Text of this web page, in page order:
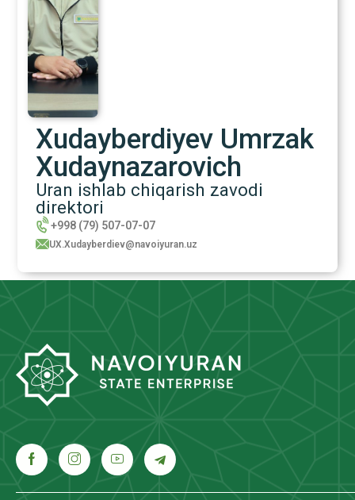
Xudayberdiyev Umrzak
Xudaynazarovich
Uran ishlab chiqarish zavodi
direktori
+998 (79) 507-07-07
UX.Xudayberdiev@navoiyuran.uz